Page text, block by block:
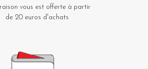
vous est offerte à partir
de 20 euros d'achats